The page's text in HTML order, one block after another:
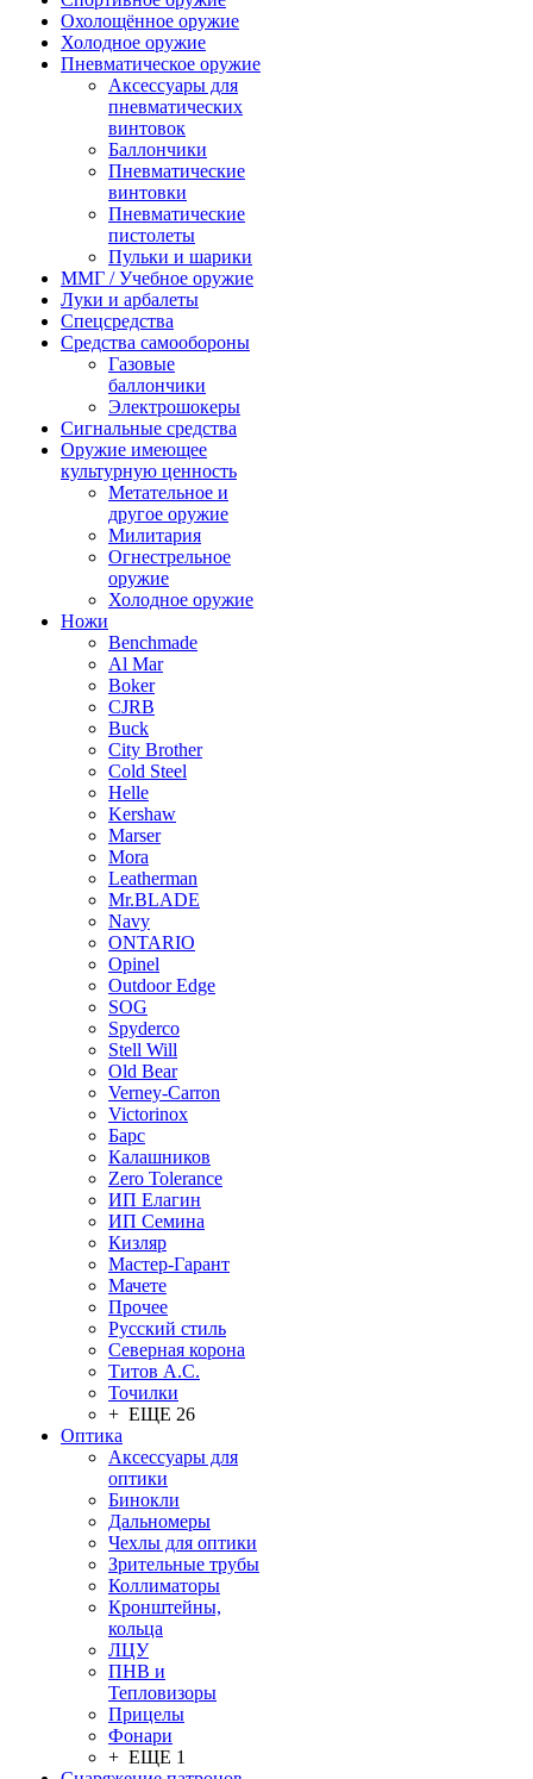
Охолощённое оружие
Холодное оружие
Пневматическое оружие
Аксессуары для
пневматических
винтовок
Баллончики
Пневматические
винтовки
Пневматические
пистолеты
Пульки и шарики
ММГ / Учебное оружие
Луки и арбалеты
Спецсредства
Средства самообороны
Газовые
баллончики
Электрошокеры
Сигнальные средства
Оружие имеющее
культурную ценность
Метательное и
другое оружие
Милитария
Огнестрельное
оружие
Холодное оружие
Ножи
Benchmade
Al Mar
Boker
CJRB
Buck
City Brother
Cold Steel
Helle
Kershaw
Marser
Mora
Leatherman
Mr.BLADE
Navy
ONTARIO
Opinel
Outdoor Edge
SOG
Spyderco
Stell Will
Old Bear
Verney-Carron
Victorinox
Барс
Калашников
Zero Tolerance
ИП Елагин
ИП Семина
Кизляр
Мастер-Гарант
Мачете
Прочее
Русский стиль
Северная корона
Титов А.С.
Точилки
+ ЕЩЕ 26
Оптика
Аксессуары для
оптики
Бинокли
Дальномеры
Чехлы для оптики
Зрительные трубы
Коллиматоры
Кронштейны,
кольца
ЛЦУ
ПНВ и
Тепловизоры
Прицелы
Фонари
+ ЕЩЕ 1